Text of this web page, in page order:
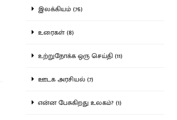
இலக்கியம் (76)
உரைகள் (8)
உற்றுநோக்க ஒரு செய்தி (11)
ஊடக அரசியல் (7)
என்ன பேசுகிறது உலகம்? (1)